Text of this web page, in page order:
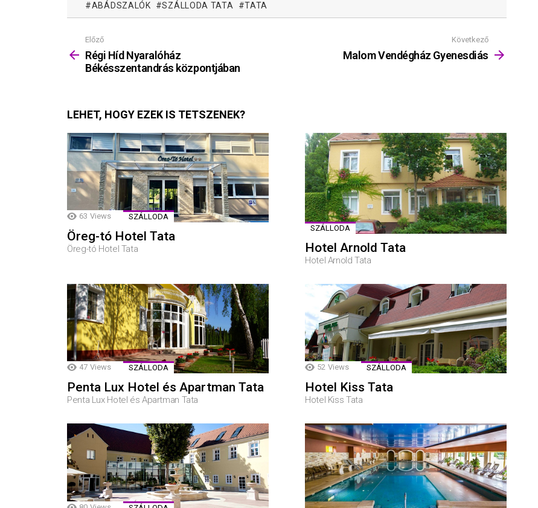
ABÁDSZALÓK SZÁLLODA TATA TATA
Mutass
többet
Előző
Régi Híd Nyaralóház
Békésszentandrás központjában
Következő
Malom Vendégház Gyenesdiás
LEHET, HOGY EZEK IS TETSZENEK?
63 Views SZÁLLODA
Öreg-tó Hotel Tata
Öreg-tó Hotel Tata
SZÁLLODA
Hotel Arnold Tata
Hotel Arnold Tata
47 Views SZÁLLODA
Penta Lux Hotel és Apartman Tata
Penta Lux Hotel és Apartman Tata
52 Views SZÁLLODA
Hotel Kiss Tata
Hotel Kiss Tata